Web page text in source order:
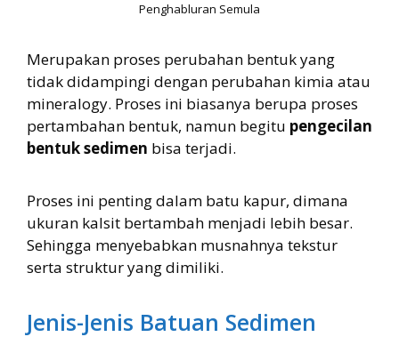
Penghabluran Semula
Merupakan proses perubahan bentuk yang
tidak didampingi dengan perubahan kimia atau
mineralogy. Proses ini biasanya berupa proses
pertambahan bentuk, namun begitu pengecilan
bentuk sedimen bisa terjadi.
Proses ini penting dalam batu kapur, dimana
ukuran kalsit bertambah menjadi lebih besar.
Sehingga menyebabkan musnahnya tekstur
serta struktur yang dimiliki.
Jenis-Jenis Batuan Sedimen